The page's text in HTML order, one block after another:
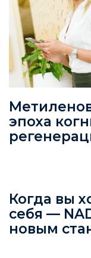
эпоха
Когда вы
себя —
новым